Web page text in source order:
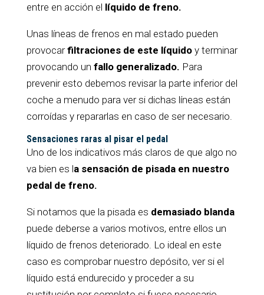
entre en acción el líquido de freno.
Unas líneas de frenos en mal estado pueden
provocarfiltraciones de este líquidoy terminar
provocando un fallo generalizado. Para
prevenir esto debemos revisar la parte inferior del
coche a menudo para ver si dichas líneas están
corroídas y repararlas en caso de ser necesario.
Sensaciones raras al pisar el pedal
Uno de los indicativos más claros de que algo no
va bien es la sensación de pisada en nuestro
pedal de freno.
Si notamos que la pisada es demasiado blanda
puede deberse a varios motivos, entre ellos un
líquido de frenos deteriorado. Lo ideal en este
caso es comprobar nuestro depósito, ver si el
líquido está endurecido y proceder a su